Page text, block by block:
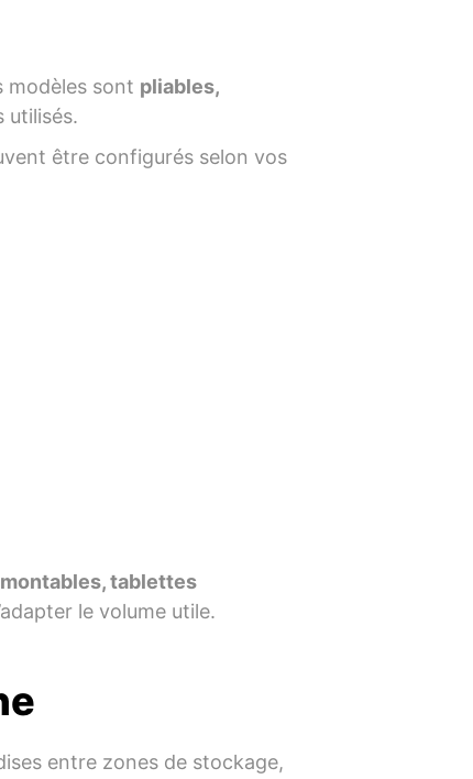
modèles sont pliables,
utilisés.
être configurés selon vos
tablettes
le volume utile.
entre zones de stockage,